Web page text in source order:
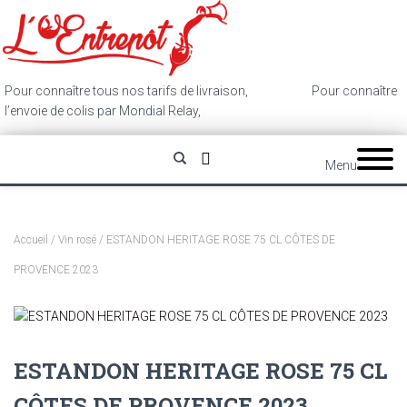
Pour connaître tous nos tarifs de livraison,
Pour connaître
l’envoie de colis par Mondial Relay,
Menu
Accueil / Vin rosé / ESTANDON HERITAGE ROSE 75 CL CÔTES DE
PROVENCE 2023
ESTANDON HERITAGE ROSE 75 CL